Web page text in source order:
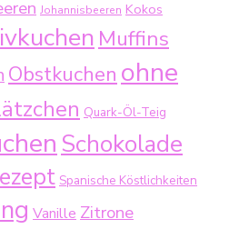
Johannisbeeren Kokos
Muffins
Obstkuchen ohne
Quark-Öl-Teig
Schokolade
Spanische Köstlichkeiten
Vanille Zitrone